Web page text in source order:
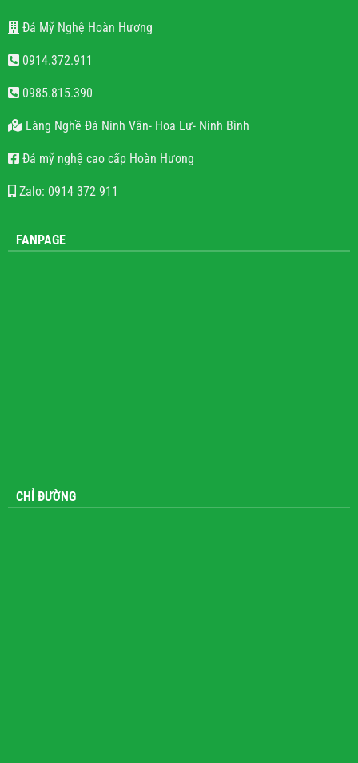
Đá Mỹ Nghệ Hoàn Hương
0914.372.911
0985.815.390
Làng Nghề Đá Ninh Vân- Hoa Lư- Ninh Bình
Đá mỹ nghệ cao cấp Hoàn Hương
Zalo: 0914 372 911
FANPAGE
CHỈ ĐƯỜNG